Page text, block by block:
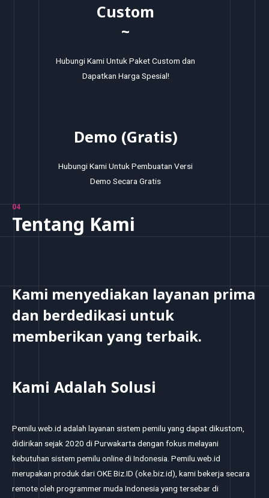
Custom
~
Hubungi Kami Untuk Paket Custom dan
Dapatkan Harga Spesial!
Demo (Gratis)
Hubungi Kami Untuk Pembuatan Versi
Demo Secara Gratis
04
Tentang Kami
Kami menyediakan layanan prima
dan berdedikasi untuk
memberikan yang terbaik.
Kami Adalah Solusi
Pemilu.web.id adalah layanan sistem pemilu yang dapat dikustom,
didirikan sejak 2020 di Purwakarta dengan fokus melayani
kebutuhan sistem pemilu online di Indonesia. Pemilu.web.id
merupakan produk dari OKE Biz.ID (oke.biz.id), kami bekerja secara
remote oleh programmer muda Indonesia yang tersebar di